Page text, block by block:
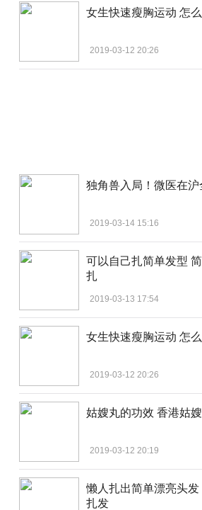
女生快速瘦胸运动 怎
2019-03-12 20:26
独角兽入局！微医在
2019-03-14 15:16
可以自己扎简单发型
扎
2019-03-13 17:54
女生快速瘦胸运动 怎
2019-03-12 20:26
姑嫂丸的功效 香港姑
2019-03-12 20:19
懒人扎出简单漂亮头
扎发